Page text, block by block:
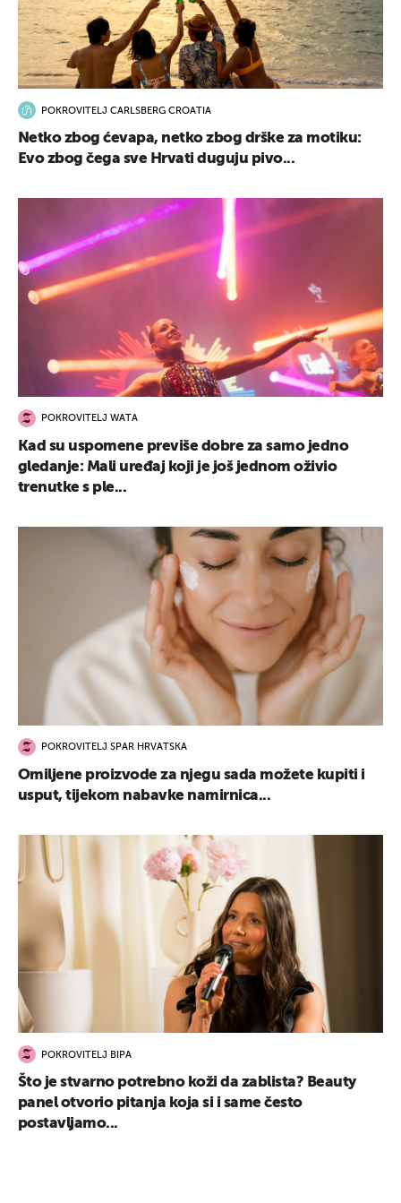
POKROVITELJ CARLSBERG CROATIA
Netko zbog ćevapa, netko zbog drške za motiku:
Evo zbog čega sve Hrvati duguju pivo...
POKROVITELJ WATA
Kad su uspomene previše dobre za samo jedno
gledanje: Mali uređaj koji je još jednom oživio
trenutke s ple...
POKROVITELJ SPAR HRVATSKA
Omiljene proizvode za njegu sada možete kupiti i
usput, tijekom nabavke namirnica...
POKROVITELJ BIPA
Što je stvarno potrebno koži da zablista? Beauty
panel otvorio pitanja koja si i same često
postavljamo...